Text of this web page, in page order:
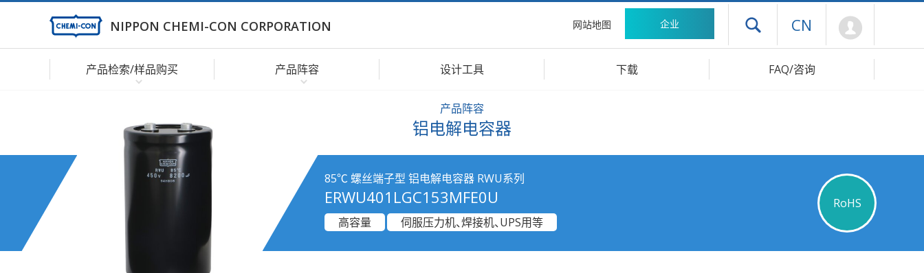
NIPPON CHEMI-CON CORPORATION 网站地图 企业 打开抽屉菜单
CN
产品检索/样品购买 产品阵容 设计工具 下载 FAQ/咨询
产品阵容
铝电解电容器
85℃ 螺丝端子型 铝电解电容器 RWU系列
ERWU401LGC153MFE0U
RoHS
高容量
伺服压力机、焊接机、UPS用等